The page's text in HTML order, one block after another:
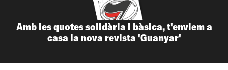
Amb les quotes solidària i bàsica, t'enviem a
casa la nova revista 'Guanyar'